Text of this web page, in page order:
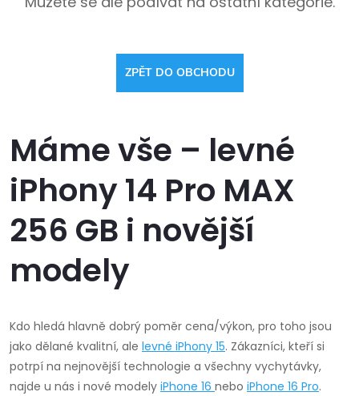
ZPĚT DO OBCHODU
Máme vše – levné
iPhony 14 Pro MAX
256 GB i novější
modely
Kdo hledá hlavně dobrý poměr cena/výkon, pro toho jsou
jako dělané kvalitní, ale levné iPhony 15. Zákazníci, kteří si
potrpí na nejnovější technologie a všechny vychytávky,
najde u nás i nové modely iPhone 16 nebo iPhone 16 Pro.